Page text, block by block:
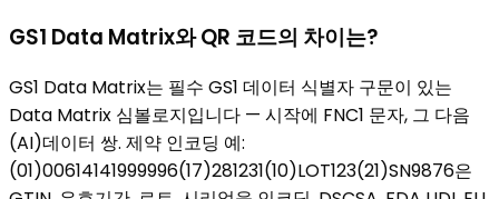
GS1 Data Matrix와 QR 코드의 차이는?
GS1 Data Matrix는 필수 GS1 데이터 식별자 구문이 있는
Data Matrix 심볼로지입니다 — 시작에 FNC1 문자, 그 다음
(AI)데이터 쌍. 제약 인코딩 예:
(01)00614141999996(17)281231(10)LOT123(21)SN9876은